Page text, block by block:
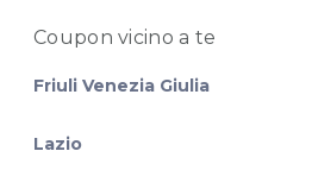
Coupon vicinoa te
Friuli Venezia Giulia
Lazio